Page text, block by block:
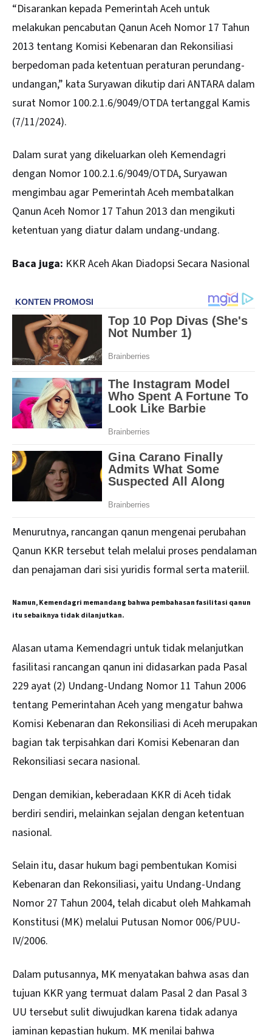
“Disarankan kepada Pemerintah Aceh untuk
melakukan pencabutan Qanun Aceh Nomor 17 Tahun
2013 tentang Komisi Kebenaran dan Rekonsiliasi
berpedoman pada ketentuan peraturan perundang-
undangan,” kata Suryawan dikutip dari ANTARA dalam
surat Nomor 100.2.1.6/9049/OTDA tertanggal Kamis
(7/11/2024).
Dalam surat yang dikeluarkan oleh Kemendagri
dengan Nomor 100.2.1.6/9049/OTDA, Suryawan
mengimbau agar Pemerintah Aceh membatalkan
Qanun Aceh Nomor 17 Tahun 2013 dan mengikuti
ketentuan yang diatur dalam undang-undang.
Baca juga: KKR Aceh Akan Diadopsi Secara Nasional
Menurutnya, rancangan qanun mengenai perubahan
Qanun KKR tersebut telah melalui proses pendalaman
dan penajaman dari sisi yuridis formal serta materiil.
Namun, Kemendagri memandang bahwa pembahasan fasilitasi qanun
itu sebaiknya tidak dilanjutkan.
Alasan utama Kemendagri untuk tidak melanjutkan
fasilitasi rancangan qanun ini didasarkan pada Pasal
229 ayat (2) Undang-Undang Nomor 11 Tahun 2006
tentang Pemerintahan Aceh yang mengatur bahwa
Komisi Kebenaran dan Rekonsiliasi di Aceh merupakan
bagian tak terpisahkan dari Komisi Kebenaran dan
Rekonsiliasi secara nasional.
Dengan demikian, keberadaan KKR di Aceh tidak
berdiri sendiri, melainkan sejalan dengan ketentuan
nasional.
Selain itu, dasar hukum bagi pembentukan Komisi
Kebenaran dan Rekonsiliasi, yaitu Undang-Undang
Nomor 27 Tahun 2004, telah dicabut oleh Mahkamah
Konstitusi (MK) melalui Putusan Nomor 006/PUU-
IV/2006.
Dalam putusannya, MK menyatakan bahwa asas dan
tujuan KKR yang termuat dalam Pasal 2 dan Pasal 3
UU tersebut sulit diwujudkan karena tidak adanya
jaminan kepastian hukum. MK menilai bahwa